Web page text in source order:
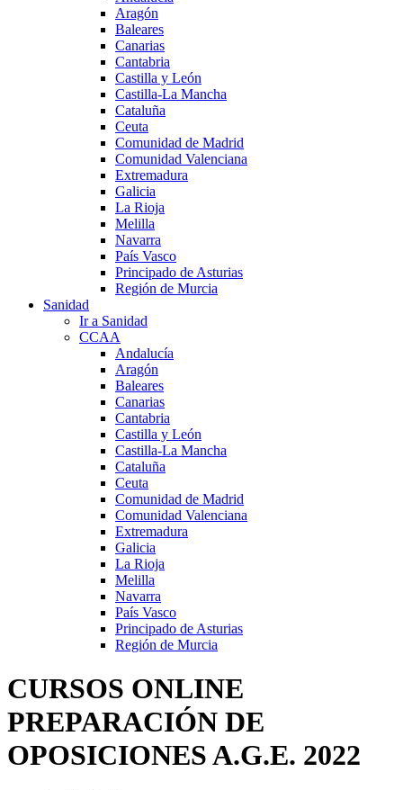
Aragón
Baleares
Canarias
Cantabria
Castilla y León
Castilla-La Mancha
Cataluña
Ceuta
Comunidad de Madrid
Comunidad Valenciana
Extremadura
Galicia
La Rioja
Melilla
Navarra
País Vasco
Principado de Asturias
Región de Murcia
Sanidad
Ir a Sanidad
CCAA
Andalucía
Aragón
Baleares
Canarias
Cantabria
Castilla y León
Castilla-La Mancha
Cataluña
Ceuta
Comunidad de Madrid
Comunidad Valenciana
Extremadura
Galicia
La Rioja
Melilla
Navarra
País Vasco
Principado de Asturias
Región de Murcia
CURSOS ONLINE
PREPARACIÓN DE
OPOSICIONES A.G.E. 2022